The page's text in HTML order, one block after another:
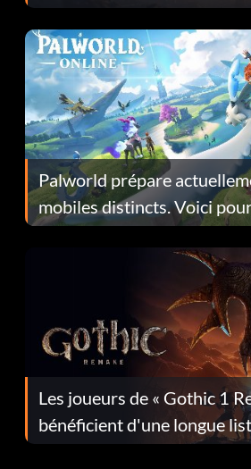
Fans Are Hopeful
Palworld prépare
mobiles distincts. Voici
Les joueurs de « Gothic 1
bénéficient d'une longue
corrections dans la mise à